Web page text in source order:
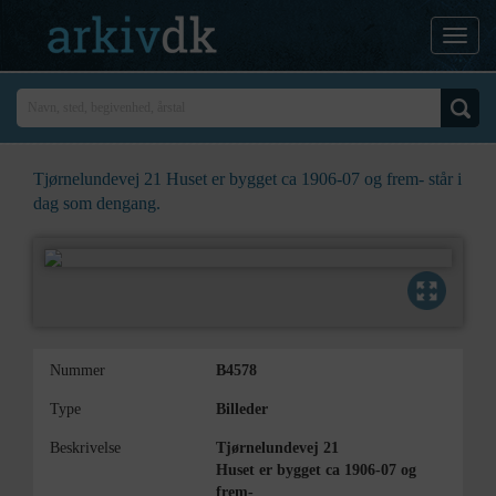
Tjørnelundevej 21 Huset er bygget ca 1906-07 og frem- står i
dag som dengang.
Nummer B4578
Type Billeder
Beskrivelse
Tjørnelundevej 21
Huset er bygget ca 1906-07 og
frem-